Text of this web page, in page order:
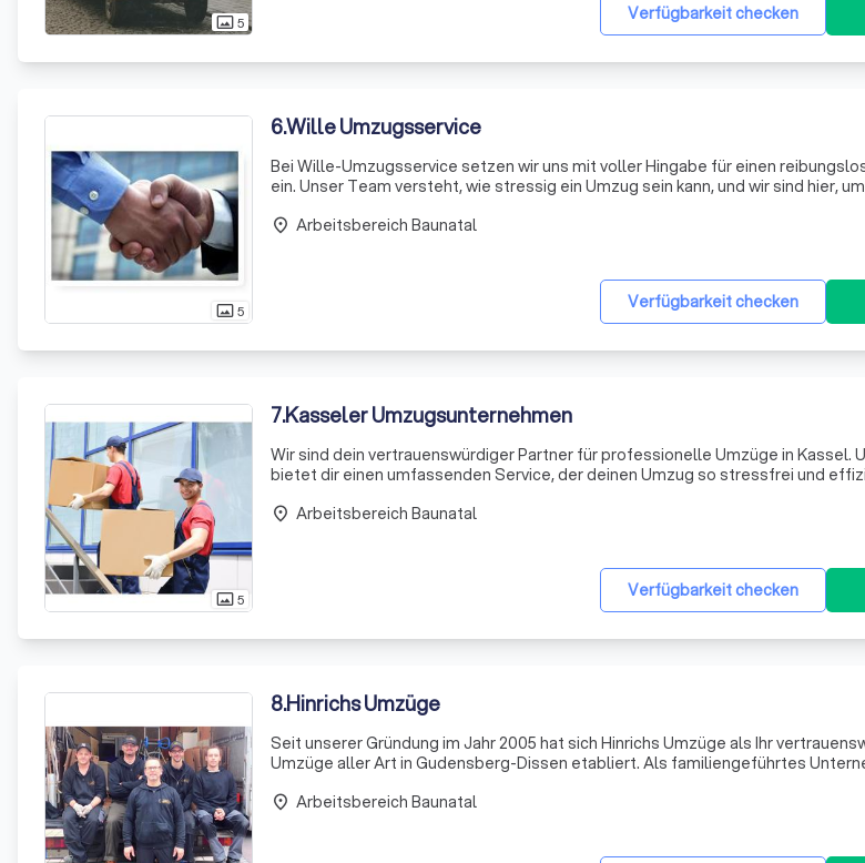
photo_size_select_actual5 Verfügbarkeit checken
photo_size_select_actual5
6.Wille Umzugsservice
Bei Wille-Umzugsservice setzen wir uns mit voller Hingabe für einen
ein. Unser Team versteht, wie stressig ein Umzug sein kann, und wir sind hier,
Verfügbarkeit checken
place Arbeitsbereich Baunatal
photo_size_select_actual5
7.Kasseler Umzugsunternehmen
Wir sind dein vertrauenswürdiger Partner für professionelle Umzüge in Kassel.
bietet dir einen umfassenden Service, der deinen Umzug so stressfrei und
Seni
Verfügbarkeit checken
place Arbeitsbereich Baunatal
8.Hinrichs Umzüge
Seit unserer Gründung im Jahr 2005 hat sich Hinrichs Umzüge als Ihr
Umzüge aller Art in Gudensberg-Dissen etabliert. Als familiengeführtes
place Arbeitsbereich Baunatal